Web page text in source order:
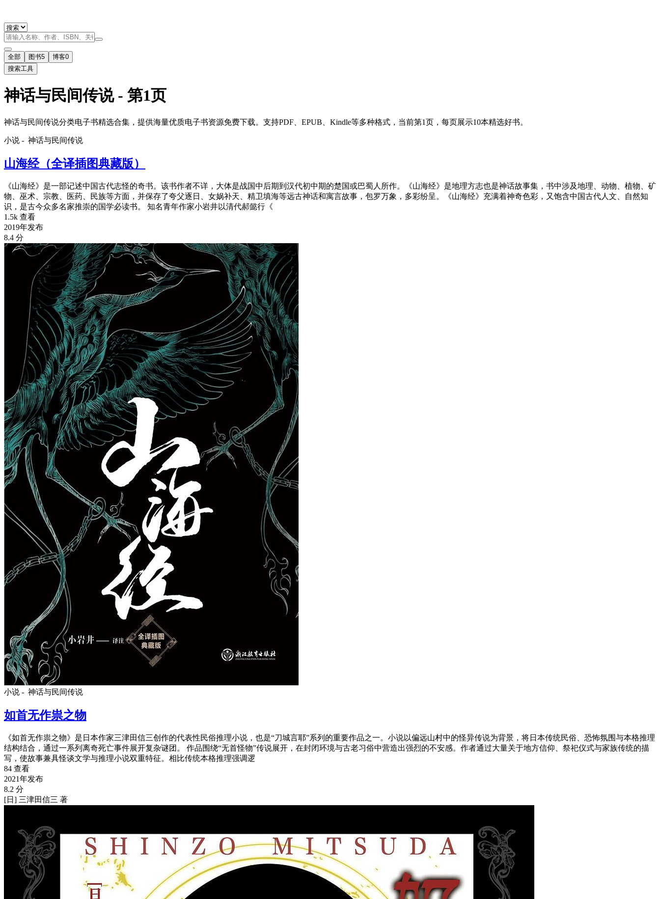
全部 图书5 博客0
搜索工具
神话与民间传说 - 第1页
神话与民间传说分类电子书精选合集，提供海量优质电子书资源免费下载。支持PDF、EPUB、Kindle等多种格式，当前第1页，每页展示10本精选好书。
小说 - 神话与民间传说
山海经（全译插图典藏版）
《山海经》是一部记述中国古代志怪的奇书。该书作者不详，大体是战国中后期到汉代初中期的楚国或巴蜀人所作。《山海经》是地理方志也是神话故事集，书中涉及地理、动物、植物、矿
物、巫术、宗教、医药、民族等方面，并保存了夸父逐日、女娲补天、精卫填海等远古神话和寓言故事，包罗万象，多彩纷呈。《山海经》充满着神奇色彩，又饱含中国古代人文、自然知
识，是古今众多名家推崇的国学必读书。 知名青年作家小岩井以清代郝懿行《
1.5k 查看
2019年发布
8.4 分
小说 - 神话与民间传说
如首无作祟之物
《如首无作祟之物》是日本作家三津田信三创作的代表性民俗推理小说，也是“刀城言耶”系列的重要作品之一。小说以偏远山村中的怪异传说为背景，将日本传统民俗、恐怖氛围与本格推理
结构结合，通过一系列离奇死亡事件展开复杂谜团。 作品围绕“无首怪物”传说展开，在封闭环境与古老习俗中营造出强烈的不安感。作者通过大量关于地方信仰、祭祀仪式与家族传统的描
写，使故事兼具怪谈文学与推理小说双重特征。相比传统本格推理强调逻
84 查看
2021年发布
8.2 分
[日] 三津田信三 著